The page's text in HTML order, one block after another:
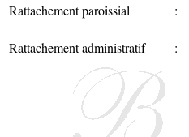
Rattachement paroissial
:
Rattachement administratif
: